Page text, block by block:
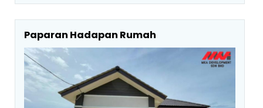
Paparan Hadapan Rumah